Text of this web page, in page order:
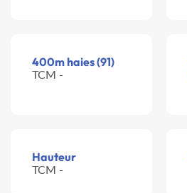
400m haies (91)
TCM -
Hauteur
TCM -